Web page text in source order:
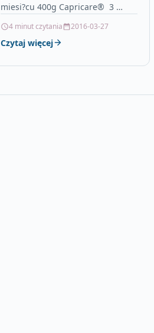
miesi?cu 400g Capricare® 3 
kozim, powy?ej 12.…
4 minut czytania 2016-03-27
Czytaj więcej